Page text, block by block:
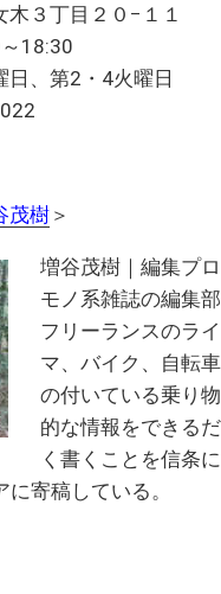
３丁目２０−１１
18:30
日、第2・4火曜日
茂樹 ＞
増谷茂樹｜編集プ
モノ系雑誌の編集部
フリーランスのラ
マ、バイク、自転
の付いている乗り
的な情報をできる
く書くことを信条
寄稿している。